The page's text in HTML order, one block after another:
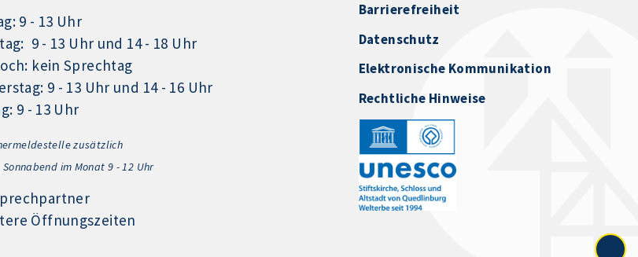
9 - 13 Uhr
9 - 13 Uhr und 14 - 18 Uhr
kein Sprechtag
9 - 13 Uhr und 14 - 16 Uhr
9 - 13 Uhr
zusätzlich
Sonnabend im Monat 9 - 12 Uhr
Öffnungszeiten
Barrierefreiheit
Datenschutz
Elektronische Kommunikation
Rechtliche Hinweise